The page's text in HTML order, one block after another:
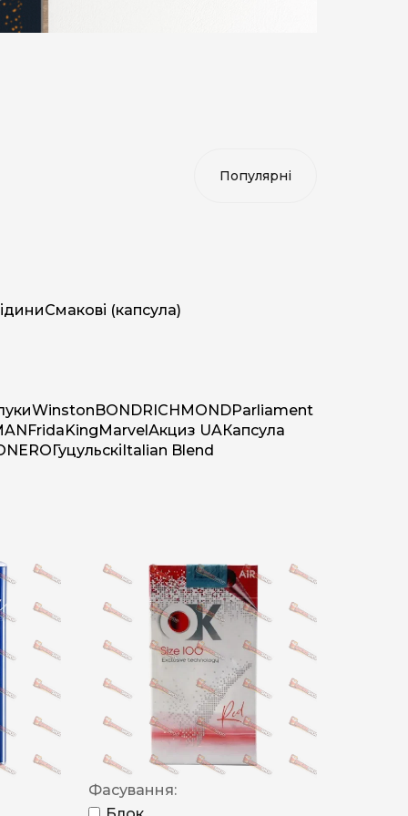
Смакові (капсула)
WinstonBONDRICHMONDParliament
FridaKingMarvelАкциз UAКапсула
NEROГуцульскіItalian Blend
Фасування: